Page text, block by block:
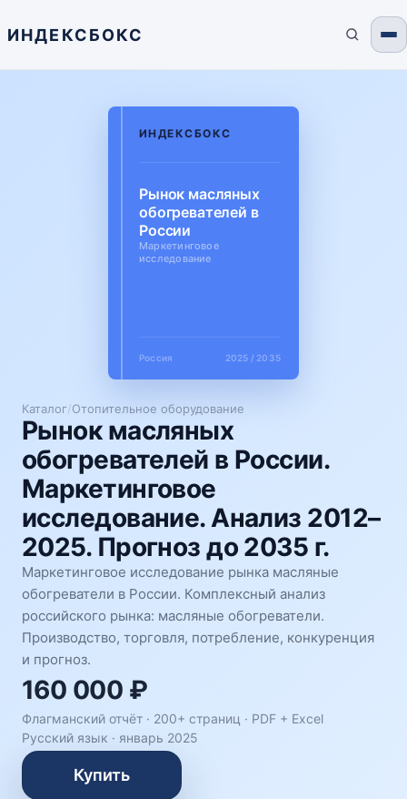
ИНДЕКСБОКС
Каталог/Отопительное оборудование
Рынок масляных
обогревателей в России.
Маркетинговое
исследование. Анализ 2012–
2025. Прогноз до 2035 г.
Маркетинговое исследование рынка масляные
обогреватели в России. Комплексный анализ
российского рынка: масляные обогреватели.
Производство, торговля, потребление, конкуренция
и прогноз.
160 000 ₽
Флагманский отчёт · 200+ страниц · PDF + Excel
Русский язык · январь 2025
Купить
ИНДЕКСБОКС
Рынок масляных
обогревателей в
России
Маркетинговое
исследование
Россия 2025 / 2035